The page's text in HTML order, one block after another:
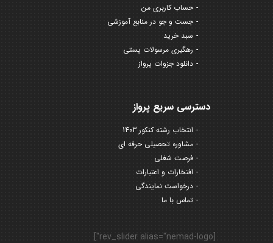
حساب کاربری من
جست و جو در منابع آموزشی
سبد خرید
رهگیری مرسولات پستی
دانلود جزوات پرواز
دسترسی سریع پرواز
انتخاب رشته کنکور 1403
مشاوره تحصیلی حرفه ای
فرصت شغلی
افتخارات و اعتبارات
درخواست نمایندگی
تماس با ما
[rev_slider alias="nemad-logo"]